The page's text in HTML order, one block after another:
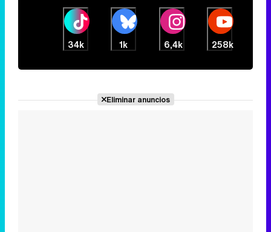
34k 1k 6,4k 258k
Eliminar anuncios